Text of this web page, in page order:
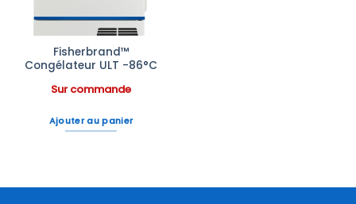
Fisherbrand™
Congélateur ULT -86°C
Sur commande
Ajouter au panier